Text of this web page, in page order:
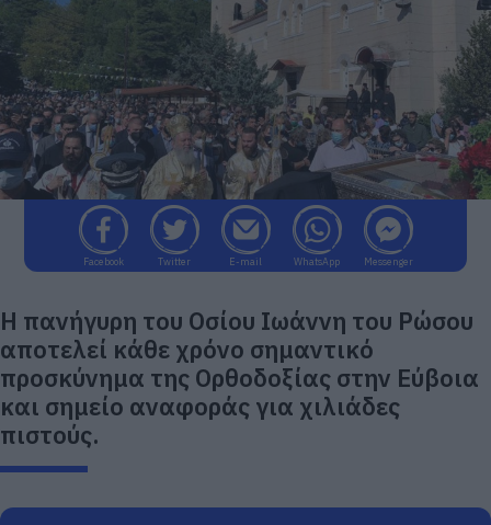
Facebook Twitter E-mail WhatsApp Messenger
Η πανήγυρη του Οσίου Ιωάννη του Ρώσου
αποτελεί κάθε χρόνο σημαντικό
προσκύνημα της Ορθοδοξίας στην Εύβοια
και σημείο αναφοράς για χιλιάδες
πιστούς.